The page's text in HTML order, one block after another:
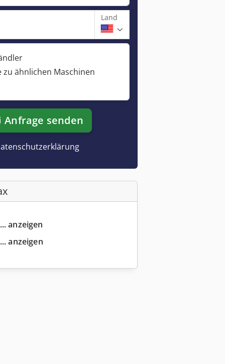
Land
zu ähnlichen Maschinen
Anfrage senden
anzeigen
anzeigen